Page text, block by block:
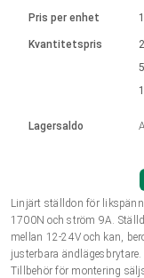
Enhetssystem
Kundkorg
Solenoids
Ø 28-42| 1-1400 rpm | <=
Styrningar
Styrningar DC
Drivsteg 2-6 A
Synkrona-Asynkrona | för 1-
Synkrona-Asynkrona | för 1-4
Français (EUR)
Polski (EUR)
Norsk (NOK)
Pris per enhet
Kvantitetspris
Lagersaldo
Linjärt ställdon för
1700N och ström 9A.
mellan 12-24V och kan,
justerbara
Tillbehör för montering